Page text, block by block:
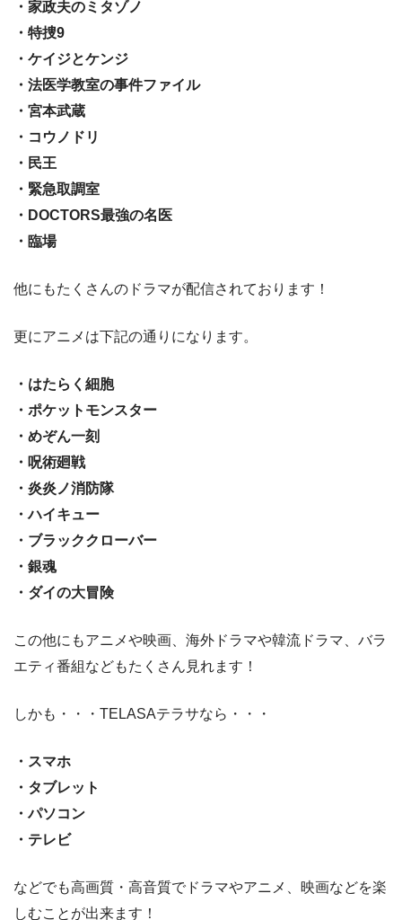
・家政夫のミタゾノ
・特捜9
・ケイジとケンジ
・法医学教室の事件ファイル
・宮本武蔵
・コウノドリ
・民王
・緊急取調室
・DOCTORS最強の名医
・臨場
他にもたくさんのドラマが配信されております！
更にアニメは下記の通りになります。
・はたらく細胞
・ポケットモンスター
・めぞん一刻
・呪術廻戦
・炎炎ノ消防隊
・ハイキュー
・ブラッククローバー
・銀魂
・ダイの大冒険
この他にもアニメや映画、海外ドラマや韓流ドラマ、バラ
エティ番組などもたくさん見れます！
しかも・・・TELASAテラサなら・・・
・スマホ
・タブレット
・パソコン
・テレビ
などでも高画質・高音質でドラマやアニメ、映画などを楽
しむことが出来ます！